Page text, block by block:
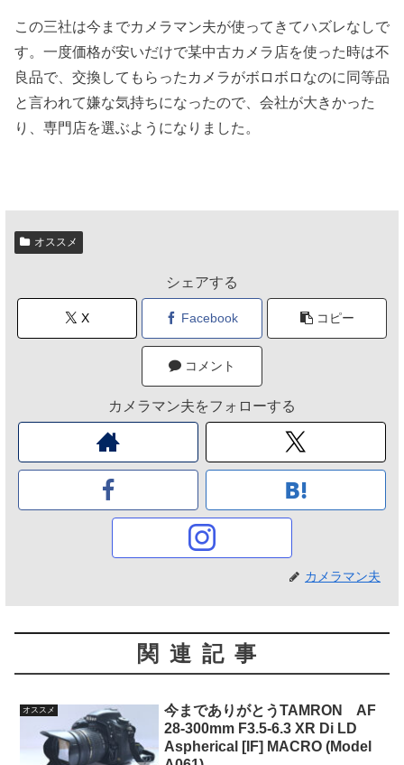
この三社は今までカメラマン夫が使ってきてハズレなしで
す。一度価格が安いだけで某中古カメラ店を使った時は不
良品で、交換してもらったカメラがボロボロなのに同等品
と言われて嫌な気持ちになったので、会社が大きかった
り、専門店を選ぶようになりました。
オススメ
シェアする
X Facebook コピー
コメント
カメラマン夫をフォローする
カメラマン夫
関連記事
オススメ
今までありがとうTAMRON AF
28-300mm F3.5-6.3 XR Di LD
Aspherical [IF] MACRO (Model